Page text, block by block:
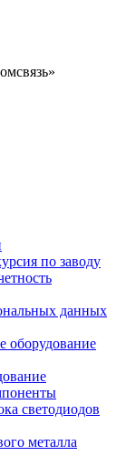
по заводу
данных
оборудование
светодиодов
металла